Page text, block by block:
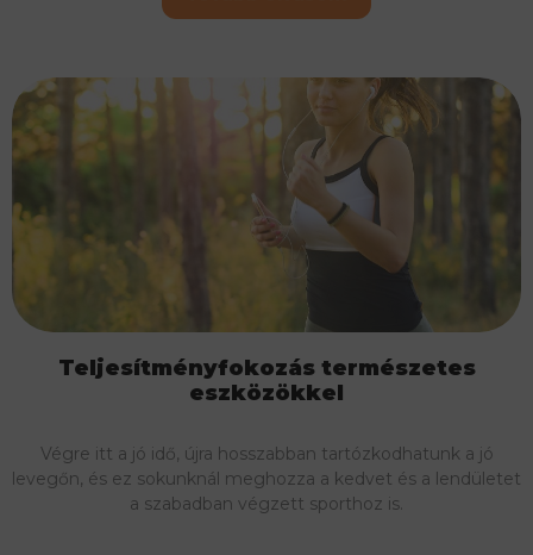
Teljesítményfokozás természetes
eszközökkel
Végre itt a jó idő, újra hosszabban tartózkodhatunk a jó
levegőn, és ez sokunknál meghozza a kedvet és a lendületet
a szabadban végzett sporthoz is.